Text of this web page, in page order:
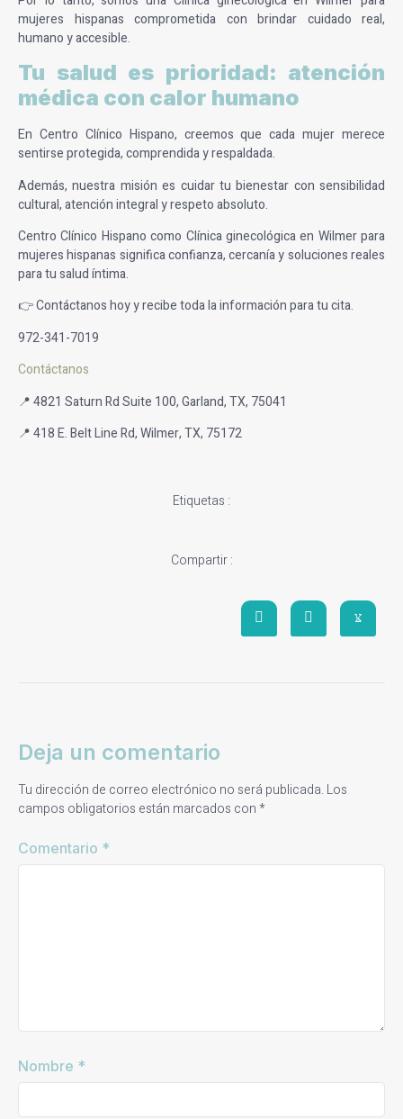
mujeres hispanas comprometida con brindar cuidado real,
humano y accesible.
Tu salud es prioridad: atención
médica con calor humano
En Centro Clínico Hispano, creemos que cada mujer merece
sentirse protegida, comprendida y respaldada.
Además, nuestra misión es cuidar tu bienestar con sensibilidad
cultural, atención integral y respeto absoluto.
Centro Clínico Hispano como Clínica ginecológica en Wilmer para
mujeres hispanas significa confianza, cercanía y soluciones reales
para tu salud íntima.
👉 Contáctanos hoy y recibe toda la información para tu cita.
972-341-7019
Contáctanos
📍 4821 Saturn Rd Suite 100, Garland, TX, 75041
📍 418 E. Belt Line Rd, Wilmer, TX, 75172
Etiquetas :
Compartir :
Deja un comentario
Tu dirección de correo electrónico no será publicada. Los
campos obligatorios están marcados con*
Comentario *
Nombre *